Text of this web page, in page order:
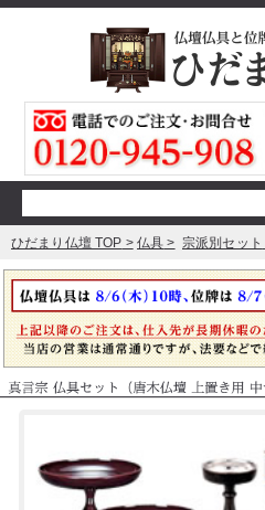
ひだまり仏壇 TOP 仏具 宗派別セット